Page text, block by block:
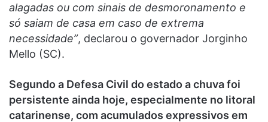
alagadas ou com sinais de desmoronamento e
só saiam de casa em caso de extrema
necessidade”, declarou o governador Jorginho
Mello (SC).
Segundo a Defesa Civil do estado a chuva foi
persistente ainda hoje, especialmente no litoral
catarinense, com acumulados expressivos em